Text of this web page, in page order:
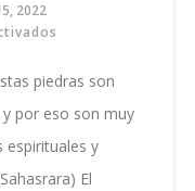
2022
CUARZOS
LOS
CHAKRAS
piedras son
por eso son muy
espirituales y
El